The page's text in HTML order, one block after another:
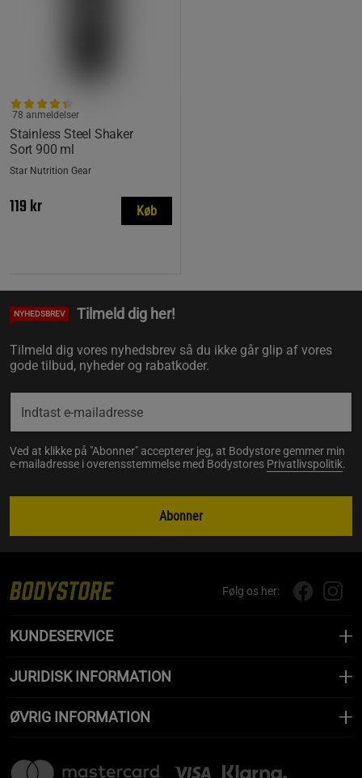
Stainless Steel Shaker
Sort 900 ml
78 anmeldelser
Star Nutrition Gear
119 kr Køb
NYHEDSBREV Tilmeld dig her!
Tilmeld dig vores nyhedsbrev så du ikke går glip af vores
gode tilbud, nyheder og rabatkoder.
Ved at klikke på "Abonner" accepterer jeg, at Bodystore gemmer min
e-mailadresse i overensstemmelse med Bodystores Privatlivspolitik.
Abonner
Følg os her:
KUNDESERVICE
JURIDISK INFORMATION
ØVRIG INFORMATION